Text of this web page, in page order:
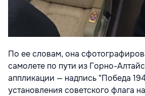
По ее словам, она
самолете по пути из Горно-
аппликации — надпись "Победа
установления советского флага